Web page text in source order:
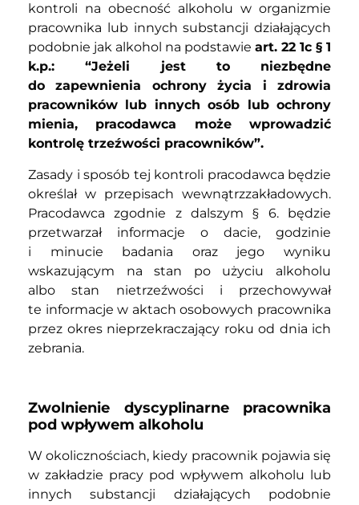
kontroli na obecność alkoholu w organizmie
pracownika lub innych substancji działających
podobnie jak alkohol na podstawie art. 22 1c § 1
k.p.: “Jeżeli jest to niezbędne
do zapewnienia ochrony życia i zdrowia
pracowników lub innych osób lub ochrony
mienia, pracodawca może wprowadzić
kontrolę trzeźwości pracowników”.
Zasady i sposób tej kontroli pracodawca będzie
określał w przepisach wewnątrzzakładowych.
Pracodawca zgodnie z dalszym § 6. będzie
przetwarzał informacje o dacie, godzinie
i minucie badania oraz jego wyniku
wskazującym na stan po użyciu alkoholu
albo stan nietrzeźwości i przechowywał
te informacje w aktach osobowych pracownika
przez okres nieprzekraczający roku od dnia ich
zebrania.
Zwolnienie dyscyplinarne pracownika
pod wpływem alkoholu
W okolicznościach, kiedy pracownik pojawia się
w zakładzie pracy pod wpływem alkoholu lub
innych substancji działających podobnie